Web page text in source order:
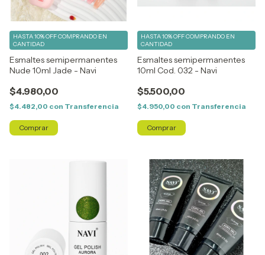
Esmaltes semipermanentes
Nude 10ml Jade - Navi
$4.980,00
HASTA 10% OFFCOMPRANDO EN
CANTIDAD
$4.482,00 con Transferencia
Comprar
Esmaltes semipermanentes
10ml Cod. 032 - Navi
$5.500,00
HASTA 10% OFFCOMPRANDO EN
CANTIDAD
$4.950,00 con Transferencia